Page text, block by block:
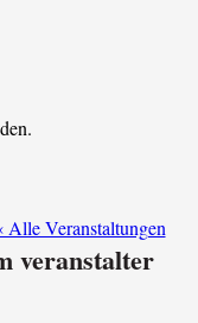
Alle Veranstaltungen
veranstalter